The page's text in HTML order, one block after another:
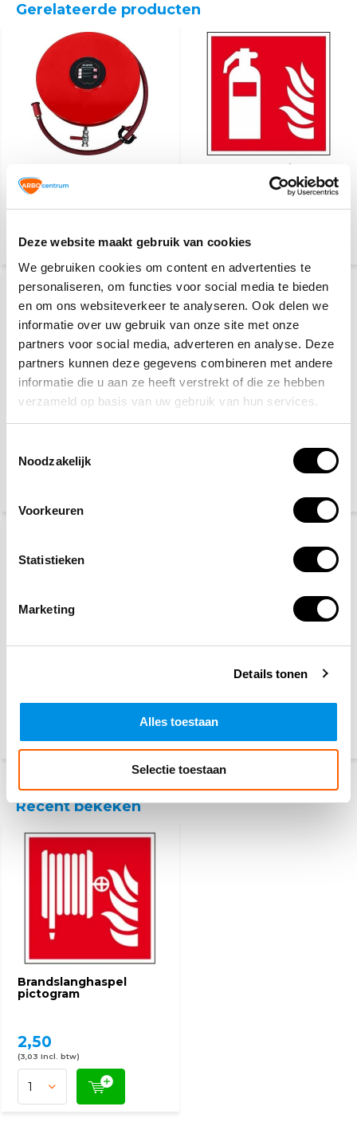
Deze website maakt gebruik van cookies
We gebruiken cookies om content en advertenties te
personaliseren, om functies voor social media te bieden
en om ons websiteverkeer te analyseren. Ook delen we
informatie over uw gebruik van onze site met onze
partners voor social media, adverteren en analyse. Deze
partners kunnen deze gegevens combineren met andere
informatie die u aan ze heeft verstrekt of die ze hebben
verzameld op basis van uw gebruik van hun services.
Noodzakelijk
Voorkeuren
Statistieken
Marketing
Details tonen
Alles toestaan
Selectie toestaan
Gerelateerde producten
3/4”
(271,52 Incl. btw)
Brandblusser pictogram
(3,75 Incl. btw)
beneden
panorama
8,20
Recent bekeken
Brandslanghaspel
pictogram
2,50
(3,03 Incl. btw)